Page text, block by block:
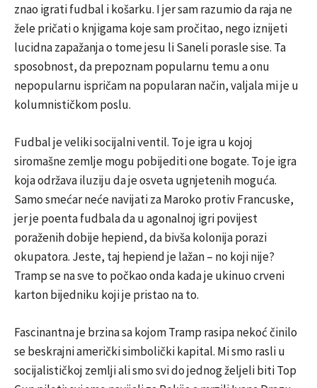
znao igrati fudbal i košarku. I jer sam razumio da raja ne
žele pričati o knjigama koje sam pročitao, nego iznijeti
lucidna zapažanja o tome jesu li Saneli porasle sise. Ta
sposobnost, da prepoznam popularnu temu a onu
nepopularnu ispričam na popularan način, valjala mi je u
kolumnističkom poslu.
Fudbal je veliki socijalni ventil. To je igra u kojoj
siromašne zemlje mogu pobijediti one bogate. To je igra
koja održava iluziju da je osveta ugnjetenih moguća.
Samo smećar neće navijati za Maroko protiv Francuske,
jer je poenta fudbala da u agonalnoj igri povijest
poraženih dobije hepiend, da bivša kolonija porazi
okupatora. Jeste, taj hepiend je lažan – no koji nije?
Tramp se na sve to počkao onda kada je ukinuo crveni
karton bijedniku koji je pristao na to.
Fascinantna je brzina sa kojom Tramp rasipa nekoć činilo
se beskrajni američki simbolički kapital. Mi smo rasli u
socijalističkoj zemlji ali smo svi do jednog željeli biti Top